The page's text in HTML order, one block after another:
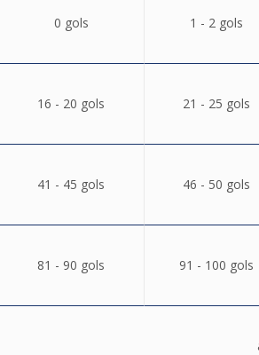
0 gols 1 - 2 gols
16 - 20 gols 21 - 25 gols
41 - 45 gols 46 - 50 gols
81 - 90 gols 91 - 100 gols